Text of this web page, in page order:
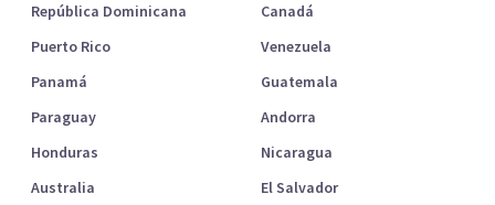
República Dominicana
Canadá
Puerto Rico
Venezuela
Panamá
Guatemala
Paraguay
Andorra
Honduras
Nicaragua
Australia
El Salvador